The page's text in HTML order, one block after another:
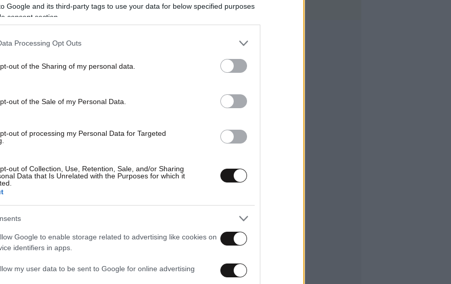
Google and its third-party tags to use your data for below specified purposes
consent section.
Processing Opt Outs
out of the Sharing of my personal data.
out of the Sale of my Personal Data.
out of processing my Personal Data for Targeted
out of Collection, Use, Retention, Sale, and/or Sharing
Data that Is Unrelated with the Purposes for which it
Google to enable storage related to advertising like cookies on
identifiers in apps.
my user data to be sent to Google for online advertising
από την επικινδυνότητα και την
την ένταξή μας χωρίς